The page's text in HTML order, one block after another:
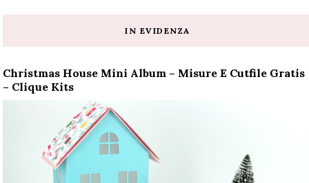
IN EVIDENZA
Christmas House Mini Album – Misure E Cutfile Gratis
– Clique Kits